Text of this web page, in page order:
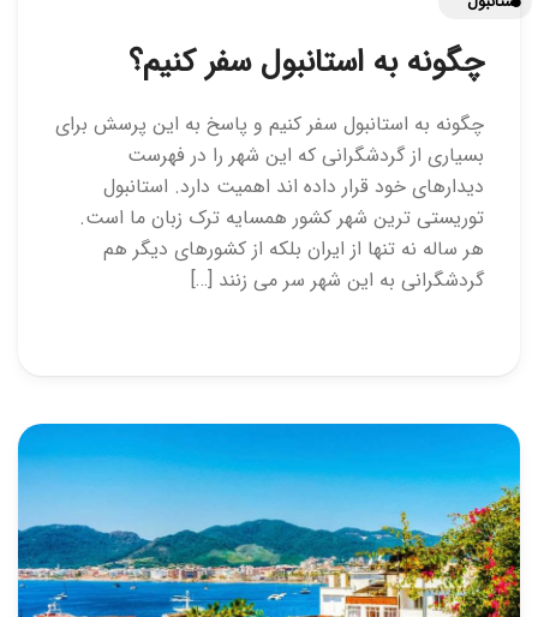
چگونه به استانبول سفر کنیم؟
چگونه به استانبول سفر کنیم و پاسخ به این پرسش برای
بسیاری از گردشگرانی که این شهر را در فهرست
دیدارهای خود قرار داده اند اهمیت دارد. استانبول
توریستی ترین شهر کشور همسایه ترک زبان ما است.
هر ساله نه تنها از ایران بلکه از کشورهای دیگر هم
گردشگرانی به این شهر سر می زنند […]